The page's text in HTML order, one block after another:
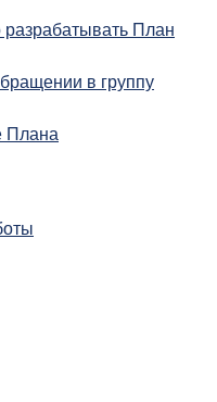
План
в группу
Плана